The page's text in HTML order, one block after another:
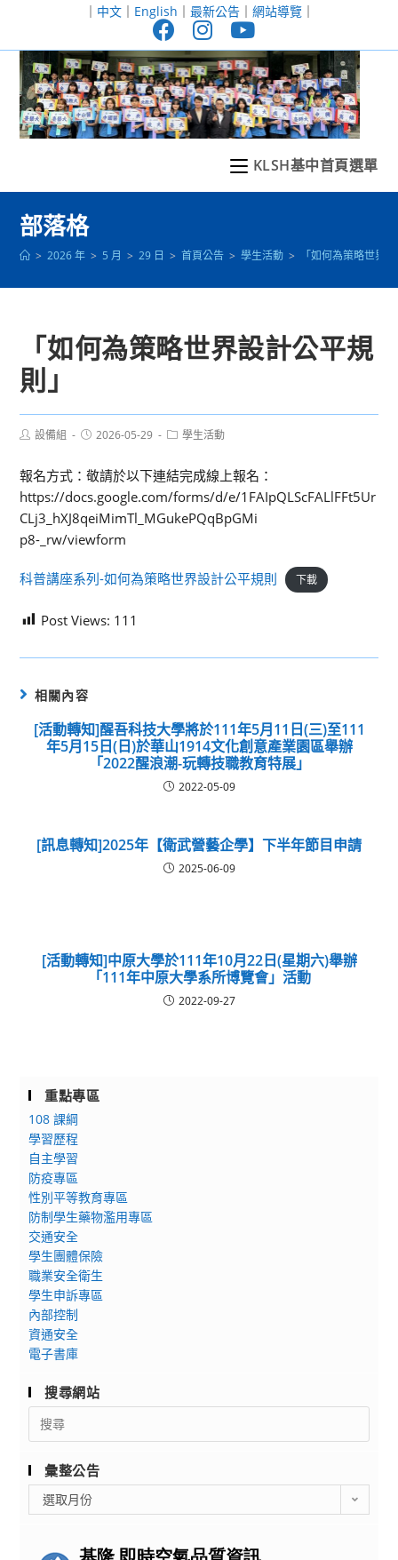
至
｜ 中文｜ English ｜ 最新公告｜ 網站導覽｜
KLSH基中首頁選單
部落格
> 2026 年 > 5 月 > 29 日 > 首頁公告 > 學生活動 > 「如何為策略世界
「如何為策略世界設計公平規
則」
Post設備組
Post2026-05-29
Post學生活動
報名方式：敬請於以下連結完成線上報名：
https://docs.google.com/forms/d/e/1FAIpQLScFALlFFt5Ur
CLj3_hXJ8qeiMimTl_MGukePQqBpGMi
p8-_rw/viewform
科普講座系列-如何為策略世界設計公平規則 下載
Post Views: 111
相關內容
[活動轉知]醒吾科技大學將於111年5月11日(三)至111
年5月15日(日)於華山1914文化創意產業園區舉辦
「2022醒浪潮-玩轉技職教育特展」
2022-05-09
[訊息轉知]2025年【衛武營藝企學】下半年節目申請
2025-06-09
[活動轉知]中原大學於111年10月22日(星期六)舉辦
「111年中原大學系所博覽會」活動
2022-09-27
重點專區
108 課綱
學習歷程
自主學習
防疫專區
性別平等教育專區
防制學生藥物濫用專區
交通安全
學生團體保險
職業安全衛生
學生申訴專區
內部控制
資通安全
電子書庫
搜尋網站
Search
for:
彙整公告
整
選取月份